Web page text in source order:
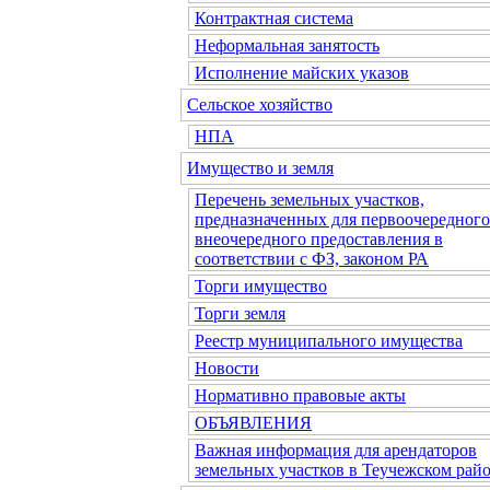
Контрактная система
Неформальная занятость
Исполнение майских указов
Сельское хозяйство
НПА
Имущество и земля
Перечень земельных участков,
предназначенных для
внеочередного предоставления в
соответствии с ФЗ, законом РА
Торги имущество
Торги земля
Реестр муниципального имущества
Новости
Нормативно правовые акты
ОБЪЯВЛЕНИЯ
Важная информация для арендаторов
земельных участков в Теучежском